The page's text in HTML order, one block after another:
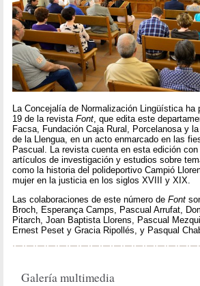
La Concejalía de Normalización Lingüística ha
19 de la revistaFont, que edita este
Facsa, Fundación Caja Rural, Porcelanosa y
de la Llengua, en un acto enmarcado en las
Pascual. La revista cuenta en esta edición
artículos de investigación y estudios sobre
como la historia del polideportivo Campió
mujer en la justicia en los siglos XVIII y XIX.
Las colaboraciones de este número deFont
Broch, Esperança Camps, Pascual Arrufat,
Pitarch, Joan Baptista Llorens, Pascual
Ernest Peset y Gracia Ripollés, y Pasqual
Galería multimedia